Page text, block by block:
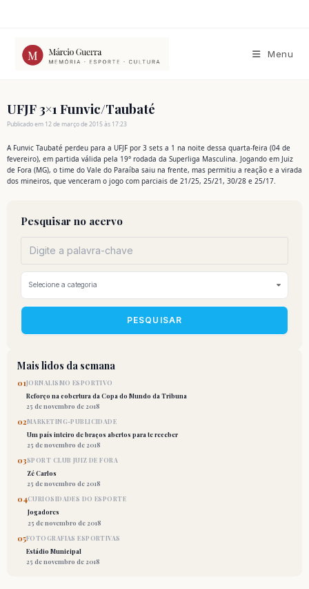
conteúdo
Menu
UFJF 3×1 Funvic/Taubaté
Publicado em 12 de março de 2015 às 17:23
A Funvic Taubaté perdeu para a UFJF por 3 sets a 1 na noite dessa quarta-feira (04 de
fevereiro), em partida válida pela 19° rodada da Superliga Masculina. Jogando em Juiz
de Fora (MG), o time do Vale do Paraíba saiu na frente, mas permitiu a reação e a virada
dos mineiros, que venceram o jogo com parciais de 21/25, 25/21, 30/28 e 25/17.
Pesquisar no acervo
PESQUISAR
Mais lidos da semana
01JORNALISMO ESPORTIVO
Reforço na cobertura da Copa do Mundo da Tribuna
25 de novembro de 2018
02MARKETING-PUBLICIDADE
Um país inteiro de braços abertos para te receber
25 de novembro de 2018
03SPORT CLUB JUIZ DE FORA
Zé Carlos
25 de novembro de 2018
04CURIOSIDADES DO ESPORTE
Jogadores
25 de novembro de 2018
05FOTOGRAFIAS ESPORTIVAS
Estádio Municipal
25 de novembro de 2018